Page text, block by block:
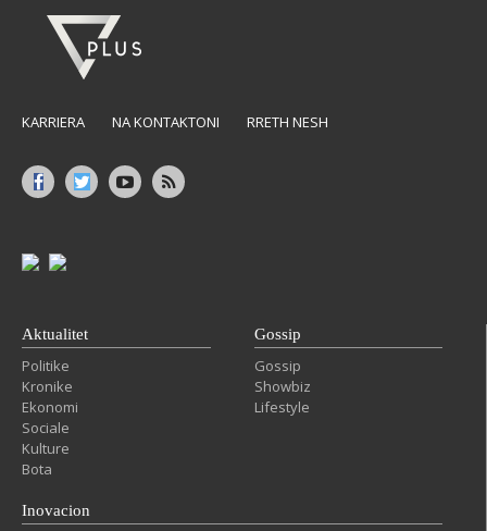
KARRIERA NA KONTAKTONI RRETH NESH
Aktualitet
Politike
Kronike
Ekonomi
Sociale
Kulture
Bota
Gossip
Gossip
Showbiz
Lifestyle
Inovacion